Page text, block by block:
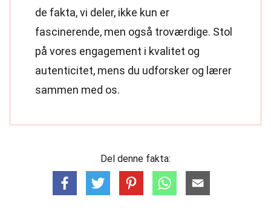
de fakta, vi deler, ikke kun er
fascinerende, men også troværdige. Stol
på vores engagement i kvalitet og
autenticitet, mens du udforsker og lærer
sammen med os.
Del denne fakta: